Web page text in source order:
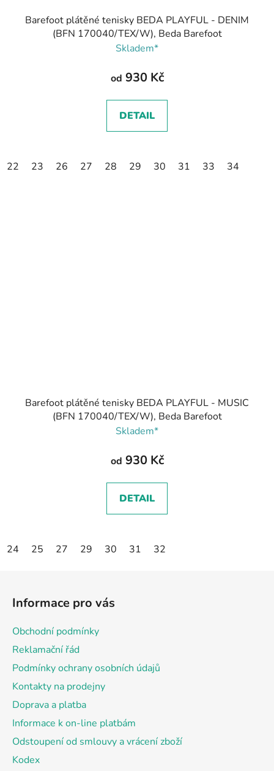
Barefoot plátěné tenisky BEDA PLAYFUL - DENIM
(BFN 170040/TEX/W), Beda Barefoot
Skladem*
od 930 Kč
DETAIL
22 23 26 27 28 29 30 31 33 34
Barefoot plátěné tenisky BEDA PLAYFUL - MUSIC
(BFN 170040/TEX/W), Beda Barefoot
Skladem*
od 930 Kč
DETAIL
24 25 27 29 30 31 32
Informace pro vás
Obchodní podmínky
Reklamační řád
Podmínky ochrany osobních údajů
Kontakty na prodejny
Doprava a platba
Informace k on-line platbám
Odstoupení od smlouvy a vrácení zboží
Kodex